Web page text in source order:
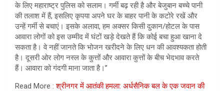
के लिए महाराष्ट्र पुलिस को सलाम। गर्मी बढ़ रही है और बेजुबान बच्चे पानी
की तलाश में हैं, इसलिए कृपया अपने घर के बाहर पानी के कटोरे रखें और
उन्हें गर्मी से बचाएं। इसके अलावा, हम अक्सर किसी दुकान/होटल के पास
आवारा लोगों को इस उम्मीद में घंटों खड़े देखते हैं कि कोई बचा हुआ खाना दे
सकता है। वे नहीं जानते कि भोजन खरीदने के लिए धन की आवश्यकता होती
है। दूसरी ओर लोग नस्ल के कुत्तों और आवारा कुत्तों के बीच भेदभाव करते
हैं। आवारा को गंदगी माना जाता है।”
Read More :श्रीनगर में आतंकी हमला: अर्धसैनिक बल के एक जवान की